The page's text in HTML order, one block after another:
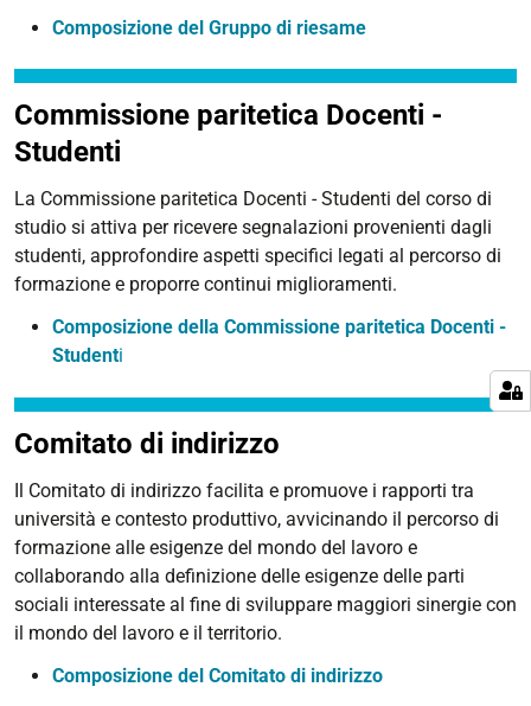
Composizione del Gruppo di riesame
Commissione paritetica Docenti -
Studenti
La Commissione paritetica Docenti - Studenti del corso di
studio si attiva per ricevere segnalazioni provenienti dagli
studenti, approfondire aspetti specifici legati al percorso di
formazione e proporre continui miglioramenti.
Composizione della Commissione paritetica Docenti -
Studenti
Comitato di indirizzo
Il Comitato di indirizzo facilita e promuove i rapporti tra
università e contesto produttivo, avvicinando il percorso di
formazione alle esigenze del mondo del lavoro e
collaborando alla definizione delle esigenze delle parti
sociali interessate al fine di sviluppare maggiori sinergie con
il mondo del lavoro e il territorio.
Composizione del Comitato di indirizzo